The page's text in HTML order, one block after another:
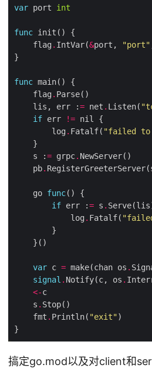
var port int
func
    flag
. IntVar(&port, "port"
func
    flag
.
    lis, err :
= net . Listen(
if err !=
        log
. Fatalf( "failed to
    s :
= grpc.
    pb
.
    go
func
if err := s .
            log
. Fatalf(
var c = make(chan os .
signal . Notify(c, os .
<-
    s
.
    fmt
. Println( "exit"
搞定go.mod以及对client和